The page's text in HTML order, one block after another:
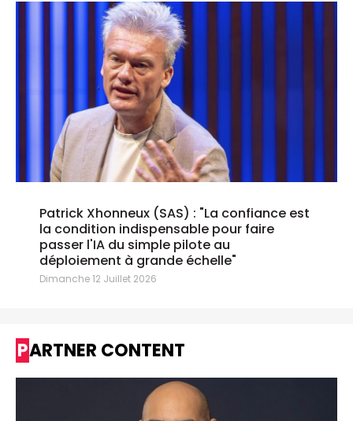
Patrick Xhonneux (SAS) : "La confiance est
la condition indispensable pour faire
passer l'IA du simple pilote au
déploiement à grande échelle"
Dimanche 12 Juillet 2026
PARTNER CONTENT